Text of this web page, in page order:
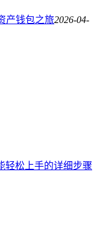
产钱包之旅2026-04-
轻松上手的详细步骤